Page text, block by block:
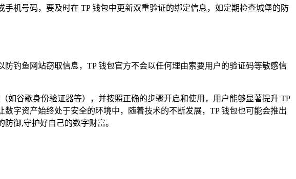
机号码，要及时在 TP 钱包中更新双重验证的绑定信息，如定期检查城堡的防
钓鱼网站窃取信息，TP 钱包官方不会以任何理由索要用户的验证码等敏感信
谷歌身份验证器等），并按照正确的步骤开启和使用，用户能够显著提升 TP
字资产始终处于安全的环境中，随着技术的不断发展，TP 钱包也可能会推出
御,守护好自己的数字财富。